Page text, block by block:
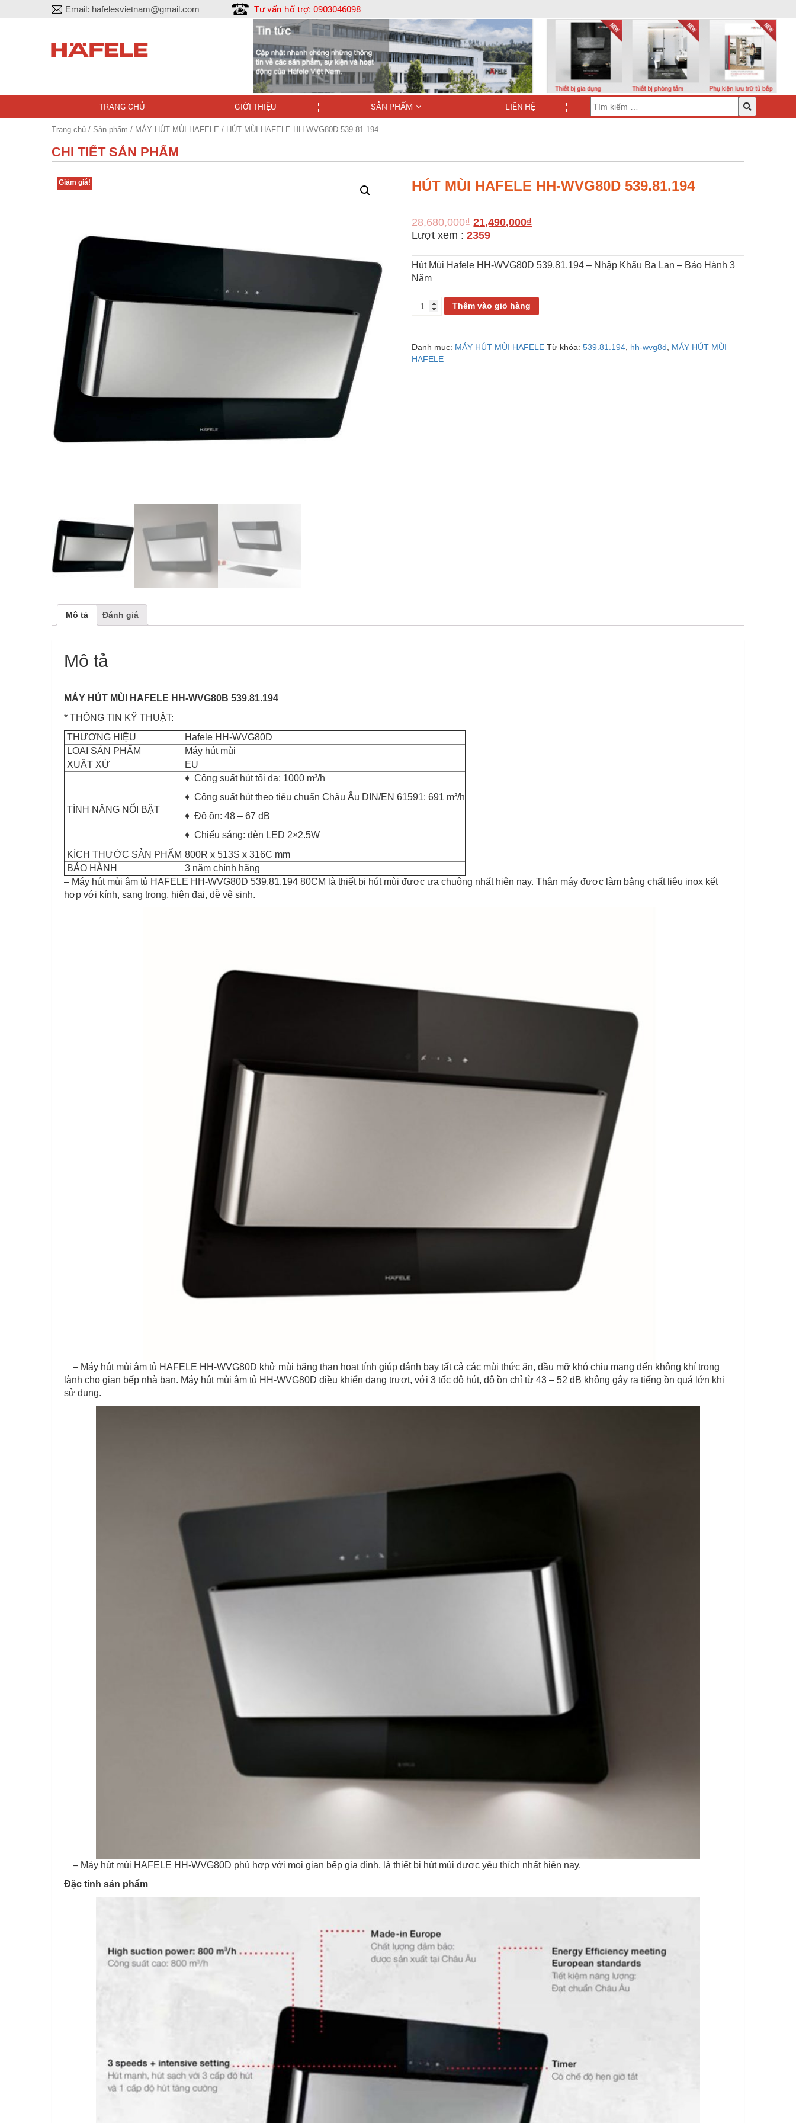
Email: hafelesvietnam@gmail.com Tư vấn hổ trợ: 0903046098
TRANG CHỦ GIỚI THIỆU SẢN PHẨM LIÊN HỆ
Trang chủ / Sản phẩm / MÁY HÚT MÙI HAFELE / HÚT MÙI HAFELE HH-WVG80D 539.81.194
CHI TIẾT SẢN PHẨM
Giảm giá! HÚT MÙI HAFELE HH-WVG80D 539.81.194
28,680,000₫ 21,490,000₫
Lượt xem : 2359
Hút Mùi Hafele HH-WVG80D 539.81.194 – Nhập Khẩu Ba Lan – Bảo Hành 3
Năm
HÚT
WVG80D
539.81.194
Thêm vào giỏ hàng
Danh mục: MÁY HÚT MÙI HAFELE Từ khóa:539.81.194 hh-wvg8d
MÁY HÚT MÙI
HAFELE
Mô tả Đánh giá
Mô tả
MÁY HÚT MÙI HAFELE HH-WVG80B 539.81.194
* THÔNG TIN KỸ THUẬT:
THƯƠNG HIỆU
Hafele HH-WVG80D
LOẠI SẢN PHẨM
Máy hút mùi
XUẤT XỨ
EU
TÍNH NĂNG NỔI BẬT
♦ Công suất hút tối đa: 1000 m³/h
♦ Công suất hút theo tiêu chuẩn Châu Âu DIN/EN 61591: 691 m³/h
♦ Độ ồn: 48 – 67 dB
♦ Chiếu sáng: đèn LED 2×2.5W
KÍCH THƯỚC SẢN PHẨM 800R x 513S x 316C mm
BẢO HÀNH
3 năm chính hãng
– Máy hút mùi âm tủ HAFELE HH-WVG80D 539.81.194 80CM là thiết bị hút mùi được ưa chuộng nhất hiện nay. Thân máy được làm bằng chất liệu inox kết
hợp với kính, sang trọng, hiện đại, dễ vệ sinh.
– Máy hút mùi âm tủ HAFELE HH-WVG80D khử mùi băng than hoạt tính giúp đánh bay tất cả các mùi thức ăn, dầu mỡ khó chịu mang đến không khí trong
lành cho gian bếp nhà bạn. Máy hút mùi âm tủ HH-WVG80D điều khiển dạng trượt, với 3 tốc độ hút, độ ồn chỉ từ 43 – 52 dB không gây ra tiếng ồn quá lớn khi
sử dụng.
– Máy hút mùi HAFELE HH-WVG80D phù hợp với mọi gian bếp gia đình, là thiết bị hút mùi được yêu thích nhất hiên nay.
Đặc tính sản phẩm